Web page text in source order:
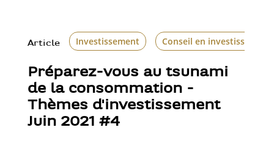
Article Investissement Conseil en investissement
Préparez-vous au tsunami
de la consommation -
Thèmes d'investissement
Juin 2021 #4